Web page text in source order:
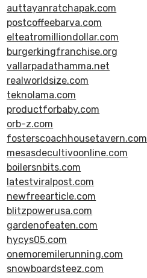
auttayanratchapak.com
postcoffeebarva.com
elteatromilliondollar.com
burgerkingfranchise.org
vallarpadathamma.net
realworldsize.com
teknolama.com
productforbaby.com
orb-z.com
fosterscoachhousetavern.com
mesasdecultivoonline.com
boilersnbits.com
latestviralpost.com
newfreearticle.com
blitzpowerusa.com
gardenofeaten.com
hycys05.com
onemoremilerunning.com
snowboardsteez.com